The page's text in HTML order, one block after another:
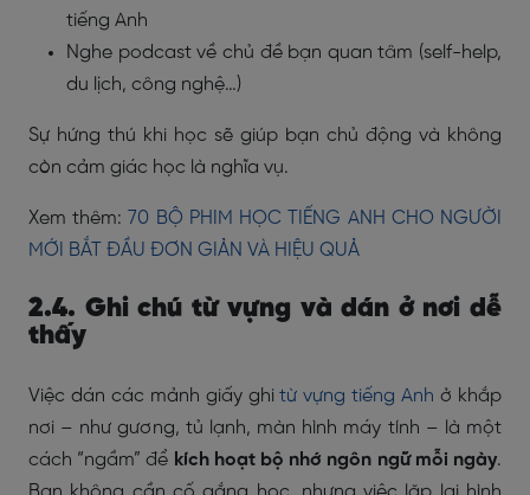
tiếng Anh
Nghe podcast về chủ đề bạn quan tâm (self-help,
du lịch, công nghệ…)
Sự hứng thú khi học sẽ giúp bạn chủ động và không
còn cảm giác học là nghĩa vụ.
Xem thêm: 70 BỘ PHIM HỌC TIẾNG ANH CHO NGƯỜI
MỚI BẮT ĐẦU ĐƠN GIẢN VÀ HIỆU QUẢ
2.4. Ghi chú từ vựng và dán ở nơi dễ
thấy
Việc dán các mảnh giấy ghitừ vựng tiếng Anh ở khắp
nơi – như gương, tủ lạnh, màn hình máy tính – là một
cách “ngầm” để kích hoạt bộ nhớ ngôn ngữ mỗi ngày.